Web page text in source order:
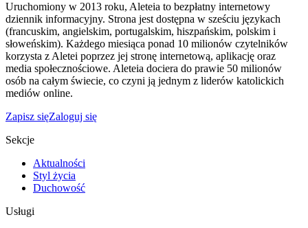
Uruchomiony w 2013 roku, Aleteia to bezpłatny internetowy
dziennik informacyjny. Strona jest dostępna w sześciu językach
(francuskim, angielskim, portugalskim, hiszpańskim, polskim i
słoweńskim). Każdego miesiąca ponad 10 milionów czytelników
korzysta z Aletei poprzez jej stronę internetową, aplikację oraz
media społecznościowe. Aleteia dociera do prawie 50 milionów
osób na całym świecie, co czyni ją jednym z liderów katolickich
mediów online.
Zapisz sięZaloguj się
Sekcje
Aktualności
Styl życia
Duchowość
Usługi